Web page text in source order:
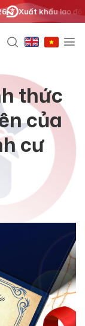
Xuất khẩu lao động
thức
của
cư